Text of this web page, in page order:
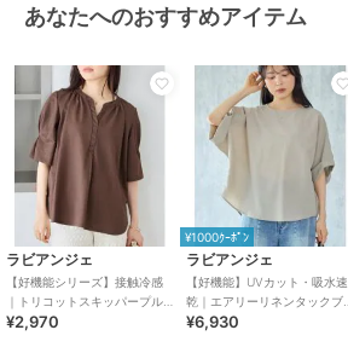
あなたへのおすすめアイテム
ラビアンジェ
【好機能シリーズ】接触冷感
｜トリコットスキッパープル
オーバー｜オフィスカジュア
¥2,970
¥1000ｸｰﾎﾟﾝ
ラビアンジェ
【好機能】UVカット・吸水速
乾｜エアリーリネンタックブ
ラウス｜セットアップ対
¥6,930